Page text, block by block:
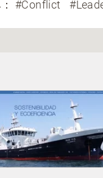
：#Conflict